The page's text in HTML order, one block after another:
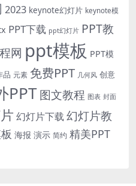
2023 keynote幻灯片 keynote模
PPT下载 ppt幻灯片 PPT教
网 ppt模板 PPT模
品 元素 免费PPT 几何风 创意
PPT图文教程 图表 封面
幻灯片下载 幻灯片教
海报 演示 简约 精美PPT